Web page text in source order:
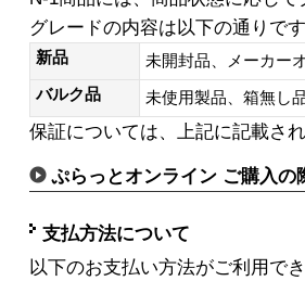
グレードの内容は以下の通りで
新品
未開封品、メーカー
バルク品
未使用製品、箱無
保証については、上記に記載さ
ぷらっとオンライン ご購入の
支払方法について
以下のお支払い方法がご利用で